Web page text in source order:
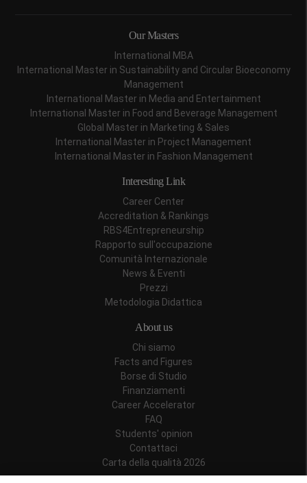
Our Masters
International MBA
International Master in Sustainability and Circular Bioeconomy
Management
International Master in Media and Entertainment
International Master in Food and Beverage Management
Global Master in Marketing & Sales
International Master in Project Management
International Master in Fashion Management
Interesting Link
Career Center
Accreditation & Rankings
RBS4Entrepreneurship
Rapporto sull'occupazione
Comunità Internazionale
News & Eventi
Prezzi
Metodologia Didattica
About us
Chi siamo
Facts and Figures
Borse di Studio
Finanziamenti
Career Accelerator
FAQ
Students' opinion
Contattaci
Carta della qualità 2026